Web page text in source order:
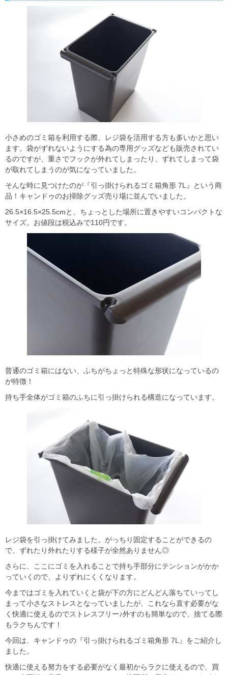
小さめのゴミ箱を利用する際、レジ袋を活用する方も多いかと思い
ます。袋がずれないようにする為の専用グッズなども販売されてい
るのですが、重さでフックが外れてしまったり、ずれてしまって袋
が取れてしまうのが気になっていました。
そんな時に見つけたのが『引っ掛けられるゴミ箱角形 7L』という商
品！キャンドゥのお掃除グッズ売り場に並んでいました。
26.5×16.5×25.5cmと、ちょっとした場所に置きやすいコンパクトな
サイズ。お値段は税込みで110円です。
普通のゴミ箱にはない、ふちがちょっと特殊な形状になっているの
が特徴！
持ち手全体がゴミ箱のふちに引っ掛けられる構造になっています。
レジ袋を引っ掛けてみました。がっちり固定することができるの
で、ずれたり外れたりする様子が全然ありません◎
さらに、ここにゴミを入れることで持ち手部分にテンションがかか
っていくので、よりずれにくくなります。
今まではゴミを入れていくと袋が下の方にどんどん落ちていってし
まって小さなストレスとなっていましたが、これなら直す必要がな
く快適に使えるのでストレスフリー♪外すのも簡単なので、捨てる際
もラクちんです！
今回は、キャンドゥの『引っ掛けられるゴミ箱角形 7L』をご紹介し
ました。
快適に使える努力をする必要がなく最初からラクに使えるので、買